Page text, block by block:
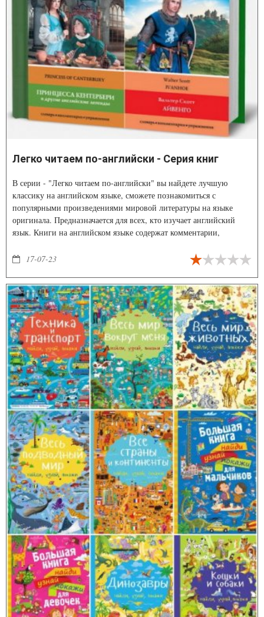
Легко читаем по-английски - Серия книг
В серии - "Легко читаем по-английски" вы найдете лучшую
классику на английском языке, сможете познакомиться с
популярными произведениями мировой литературы на языке
оригинала. Предназначается для всех, кто изучает английский
язык. Книги на английском языке содержат комментарии,
небольшой словарь.
17-07-23